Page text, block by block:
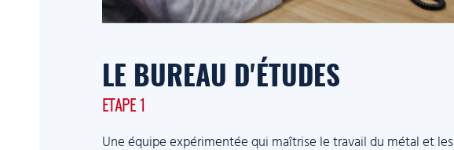
LE BUREAU D'ÉTUDES
ETAPE 1
Une équipe expérimentée qui maîtrise le travail du métal et les